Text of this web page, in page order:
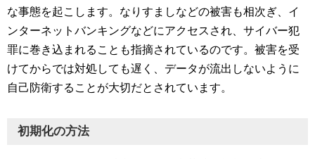
な事態を起こします。なりすましなどの被害も相次ぎ、イ
ンターネットバンキングなどにアクセスされ、サイバー犯
罪に巻き込まれることも指摘されているのです。被害を受
けてからでは対処しても遅く、データが流出しないように
自己防衛することが大切だとされています。
初期化の方法